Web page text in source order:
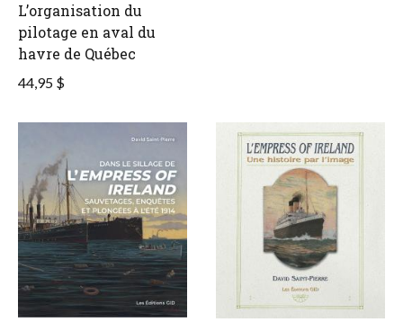
L’organisation du
pilotage en aval du
havre de Québec
44,95 $